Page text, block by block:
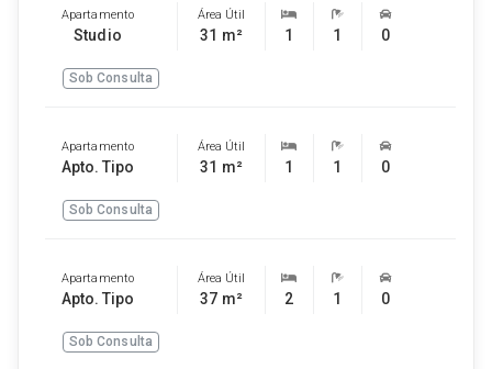
Apartamento
Studio
Área Útil
31 m² 1 1 0
Sob Consulta
Apartamento
Apto. Tipo
Área Útil
31 m² 1 1 0
Sob Consulta
Apartamento
Apto. Tipo
Área Útil
37 m² 2 1 0
Sob Consulta